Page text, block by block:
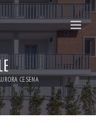
CESENA